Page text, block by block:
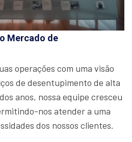
Mercado de
operações com uma visão
de desentupimento de alta
anos, nossa equipe cresceu
nos atender a uma
dos nossos clientes.